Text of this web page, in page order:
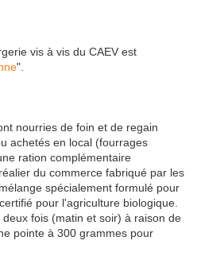
vis à vis du CAEV est
".
nourries de foin et de regain
achetés en local (fourrages
ration complémentaire
du commerce fabriqué par les
spécialement formulé pour
pour l'agriculture biologique.
fois (matin et soir) à raison de
pointe à 300 grammes pour